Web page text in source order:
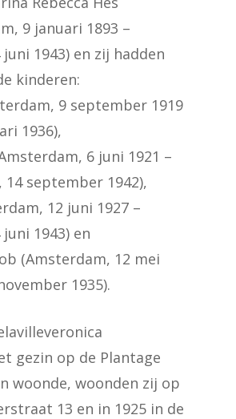
9 januari 1893 –
1943) en zij hadden
kinderen:
9 september 1919
1936),
6 juni 1921 –
14 september 1942),
12 juni 1927 –
1943) en
(Amsterdam, 12 mei
1935).
gezin op de Plantage
woonde, woonden zij op
13 en in 1925 in de